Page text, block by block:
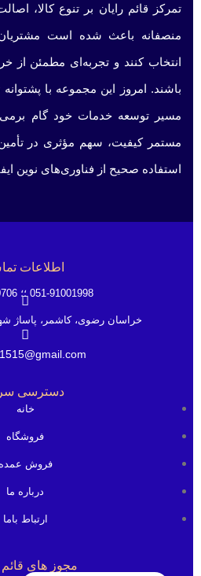
تمرکز قائم رایان بر تنوع کالا،
منصفانه باعث شده است مشتریان
انتخاب کنند و تجربه‌ای مطمئن از
باشند. امروز این مجموعه با
مسیر توسعه خدمات خود گام
مستمر کیفیت، سهم مؤثری در
استفاده صحیح از فناوری‌های نوین
اطلاعات
051-91001998 ؛؛ 09332700706
خراسان رضوی، کاشمر، پاساژ
دسترسی
خانه
فروشگاه
فروش عمده
درباره ما
ارتباط باما
مجوز های قائم